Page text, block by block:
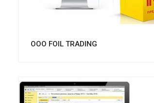
OOO FOIL TRADING